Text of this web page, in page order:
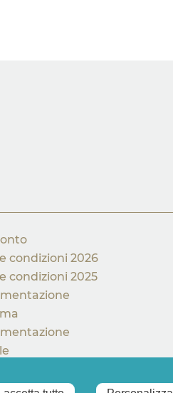
condizioni 2026
condizioni 2025